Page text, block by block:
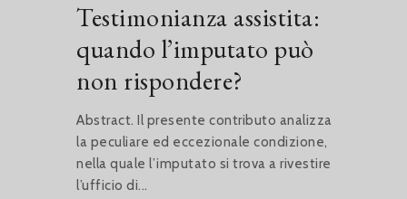
Testimonianza assistita:
quando l’imputato può
non rispondere?
Abstract. Il presente contributo analizza
la peculiare ed eccezionale condizione,
nella quale l’imputato si trova a rivestire
l’ufficio di...